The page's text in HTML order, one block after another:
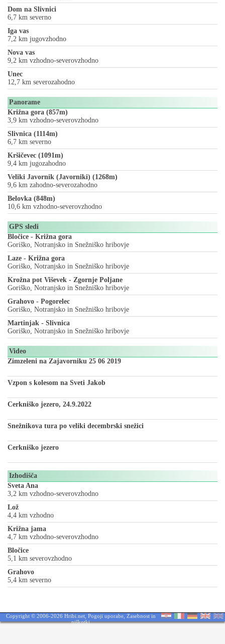
Dom na Slivnici
6,7 km severno
Iga vas
7,2 km jugovzhodno
Nova vas
9,2 km vzhodno-severovzhodno
Unec
12,7 km severozahodno
Panorame
Križna gora (857m)
3,9 km vzhodno-severovzhodno
Slivnica (1114m)
6,7 km severno
Kršičevec (1091m)
9,4 km jugozahodno
Veliki Javornik (Javorniki) (1268m)
9,6 km zahodno-severozahodno
Belovka (848m)
10,6 km vzhodno-severovzhodno
GPS sledi
Bločice - Križna gora
Goriško, Notranjsko in Snežniško hribovje
Laze - Križna gora
Goriško, Notranjsko in Snežniško hribovje
Krožna pot Viševek - Zgornje Poljane
Goriško, Notranjsko in Snežniško hribovje
Grahovo - Pogorelec
Goriško, Notranjsko in Snežniško hribovje
Martinjak - Slivnica
Goriško, Notranjsko in Snežniško hribovje
Video
Zimzeleni na Zajavorniku 25 06 2019
Vzpon s kolesom na Sveti Jakob
Cerkniško jezero, 24.9.2022
Snežnikova tura po veliki decembrski snežici
Cerkniško jezero
Izhodišča
Sveta Ana
3,2 km vzhodno-severovzhodno
Lož
4,4 km vzhodno
Križna jama
4,7 km vzhodno-severovzhodno
Bločice
5,1 km severovzhodno
Grahovo
5,4 km severno
Copyright © 2006-2026 Hribi.net, Pogoji uporabe, Zasebnost in
piškotki